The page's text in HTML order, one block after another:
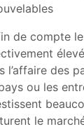
de compte
l’affaire des
ou les
le